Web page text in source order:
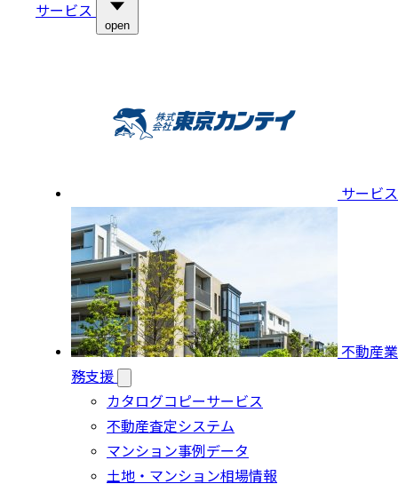
サービス
open
サービス
不動産業
務支援
カタログコピーサービス
不動産査定システム
マンション事例データ
土地・マンション相場情報